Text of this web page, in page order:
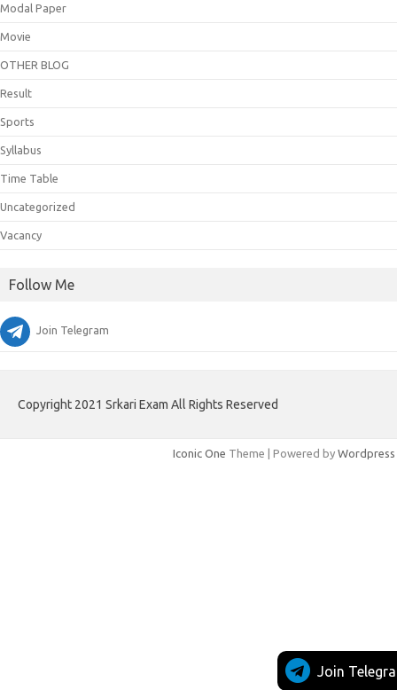
Modal Paper
Movie
OTHER BLOG
Result
Sports
Syllabus
Time Table
Uncategorized
Vacancy
Follow Me
Join Telegram
Join
Copyright 2021 Srkari Exam All Rights Reserved
Iconic One Theme | Powered by Wordpress